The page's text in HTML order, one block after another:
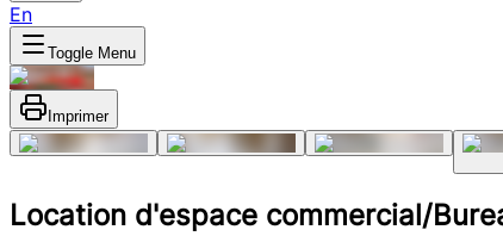
En
Toggle Menu
Imprimer
Location d'espace commercial/